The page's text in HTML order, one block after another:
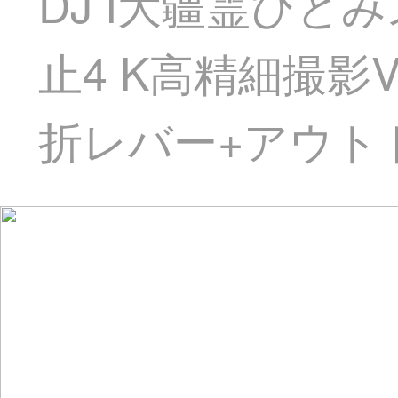
止4 K高精細撮
折レバー+アウ